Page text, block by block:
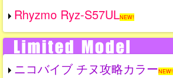
Rhyzmo Ryz-S57ULNEW!
ニコバイブ チヌ攻略カラーNEW!